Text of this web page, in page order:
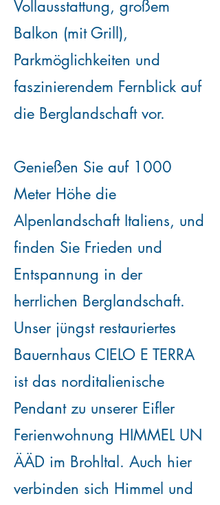
Vollausstattung, großem
Balkon (mit Grill),
Parkmöglichkeiten und
faszinierendem Fernblick auf
die Berglandschaft vor.
Genießen Sie auf 1000
Meter Höhe die
Alpenlandschaft Italiens, und
finden Sie Frieden und
Entspannung in der
herrlichen Berglandschaft.
Unser jüngst restauriertes
Bauernhaus CIELO E TERRA
ist das norditalienische
Pendant zu unserer Eifler
Ferienwohnung HIMMEL UN
ÄÄD im Brohltal. Auch hier
verbinden sich Himmel und